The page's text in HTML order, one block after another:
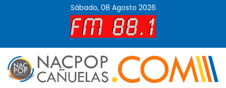
Sábado, 08 Agosto 2026